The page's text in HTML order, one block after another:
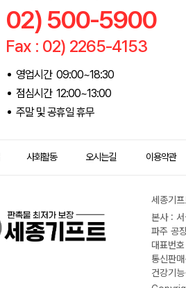
02) 500-5900
Fax : 02) 2265-4153
영업시간 09:00~18:30
점심시간 12:00~13:00
주말 및 공휴일 휴무
사회활동 오시는길 이용약관
세종기
본사 :
파주 공
대표번
통신판
건강기